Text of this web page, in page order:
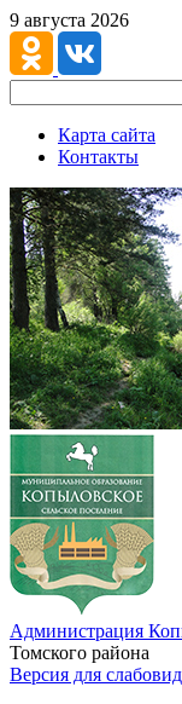
9 августа 2026
Карта сайта
Контакты
Администрация
Томского района
Версия для